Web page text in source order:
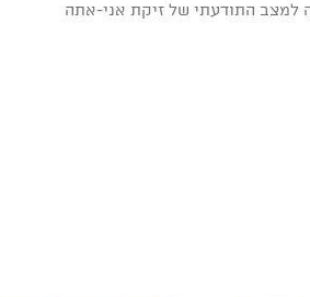
למצב התודעתי של זיקת אני-אתה